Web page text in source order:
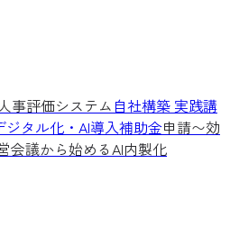
事評価システム 自社構築 実践講
ジタル化・AI導入補助金申請〜効
会議から始めるAI内製化